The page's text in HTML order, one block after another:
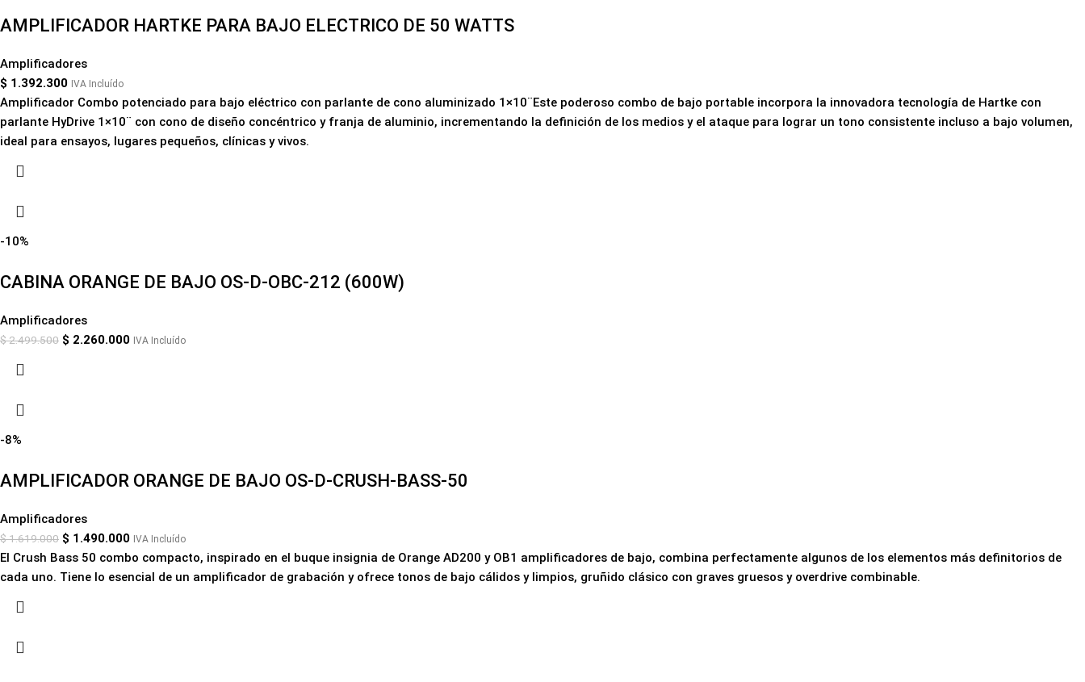
AMPLIFICADOR HARTKE PARA BAJO ELECTRICO DE 50 WATTS
Amplificadores
$ 1.392.300 IVA Incluído
Amplificador Combo potenciado para bajo eléctrico con parlante de cono aluminizado 1×10¨Este poderoso combo de bajo portable incorpora la innovadora tecnología de Hartke con
parlante HyDrive 1×10¨ con cono de diseño concéntrico y franja de aluminio, incrementando la definición de los medios y el ataque para lograr un tono consistente incluso a bajo volumen,
ideal para ensayos, lugares pequeños, clínicas y vivos.
-10%
CABINA ORANGE DE BAJO OS-D-OBC-212 (600W)
Amplificadores
$2.499.500 $ 2.260.000 IVA Incluído
-8%
AMPLIFICADOR ORANGE DE BAJO OS-D-CRUSH-BASS-50
Amplificadores
$1.619.000 $ 1.490.000 IVA Incluído
El Crush Bass 50 combo compacto, inspirado en el buque insignia de Orange AD200 y OB1 amplificadores de bajo, combina perfectamente algunos de los elementos más definitorios de
cada uno. Tiene lo esencial de un amplificador de grabación y ofrece tonos de bajo cálidos y limpios, gruñido clásico con graves gruesos y overdrive combinable.